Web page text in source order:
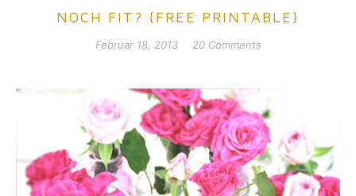
NOCH FIT? {FREE PRINTABLE}
Februar 18, 2013 20 Comments